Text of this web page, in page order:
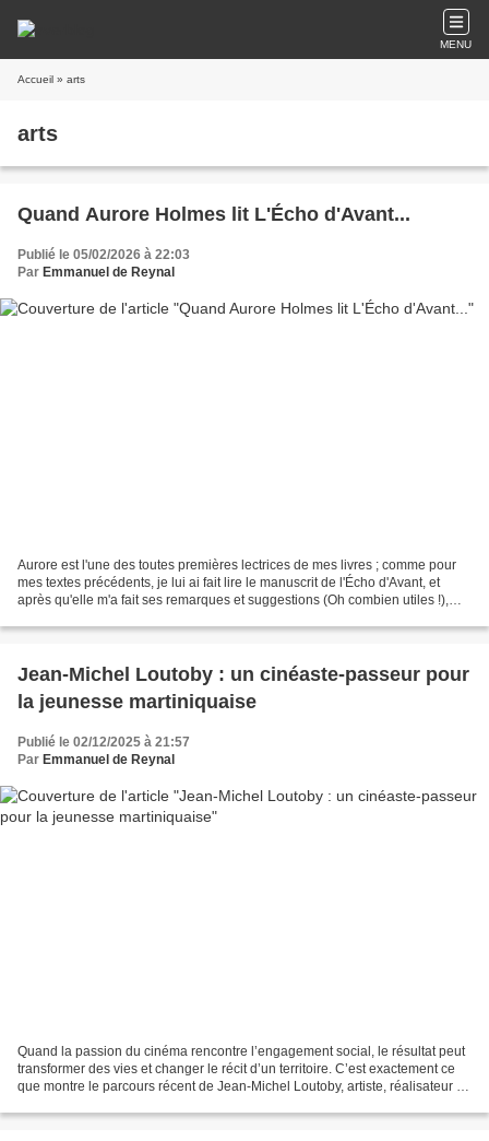
MENU
Accueil » arts
arts
Quand Aurore Holmes lit L'Écho d'Avant...
Publié le 05/02/2026 à 22:03
Par Emmanuel de Reynal
Aurore est l'une des toutes premières lectrices de mes livres ; comme pour
mes textes précédents, je lui ai fait lire le manuscrit de l'Écho d'Avant, et
après qu'elle m'a fait ses remarques et suggestions (Oh combien utiles !),
Jean‑Michel Loutoby : un cinéaste‑passeur pour
la jeunesse martiniquaise
Publié le 02/12/2025 à 21:57
Par Emmanuel de Reynal
Quand la passion du cinéma rencontre l’engagement social, le résultat peut
transformer des vies et changer le récit d’un territoire. C’est exactement ce
que montre le parcours récent de Jean‑Michel Loutoby, artiste, réalisateur et